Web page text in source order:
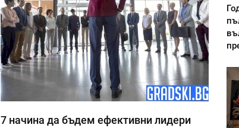
7 начина да бъдем ефективни лидери